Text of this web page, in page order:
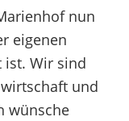
nun
eigenen
ist. Wir sind
und
wünsche